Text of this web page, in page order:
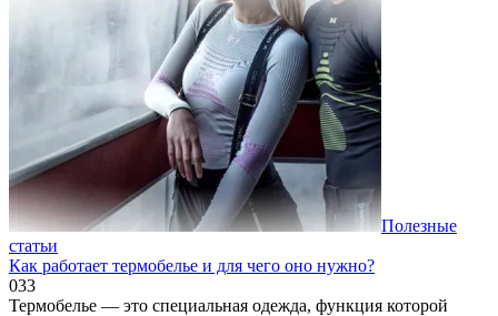
Полезные
статьи
Как работает термобелье и для чего оно нужно?
033
Термобелье — это специальная одежда, функция которой